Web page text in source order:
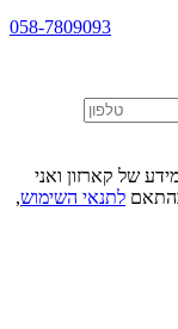
058-7809093
של קארזון ואני
לתנאי השימוש,